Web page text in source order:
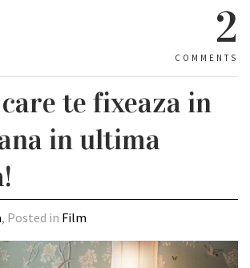
2
COMMENTS
te fixeaza in
in ultima
, Posted in Film